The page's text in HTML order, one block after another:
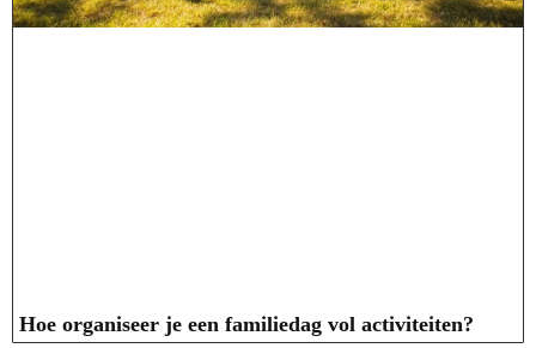
Hoe organiseer je een familiedag vol activiteiten?